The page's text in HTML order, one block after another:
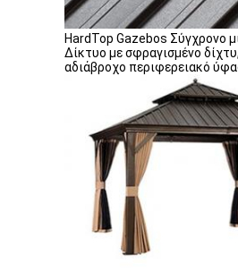
HardTop Gazebos Σύγχρονο
Δίκτυο με σφραγισμένο
αδιάβροχο περιφερειακό